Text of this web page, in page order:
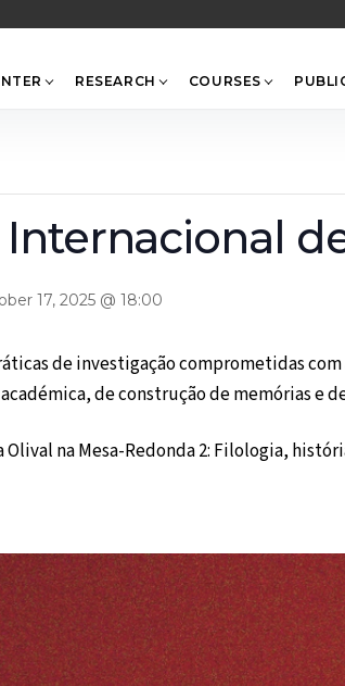
RESEARCH COURSES
17, 2025 @ 18:00
de investigação comprometidas
de construção de memórias e
Olival na Mesa-Redonda 2: Filologia,